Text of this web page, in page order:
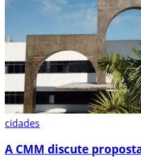
cidades
A CMM discute